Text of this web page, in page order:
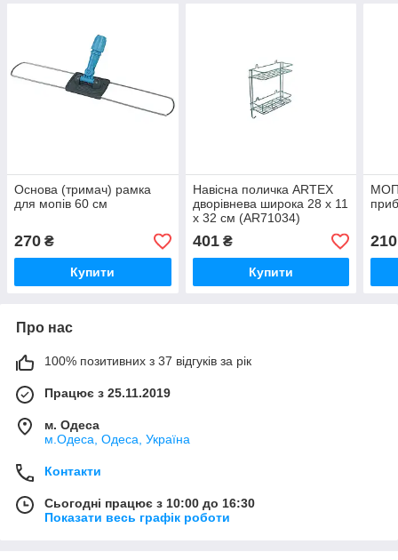
Основа (тримач) рамка
для мопів 60 см
270 ₴
Купити
Навісна поличка ARTEX
дворівнева широка 28 х 11
х 32 см (AR71034)
401₴
Купити
МОП
210
Про нас
100% позитивних з 37 відгуків за рік
Працює з 25.11.2019
м. Одеса
м.Одеса, Одеса, Україна
Контакти
Сьогодні працює з 10:00 до 16:30
Показати весь графік роботи